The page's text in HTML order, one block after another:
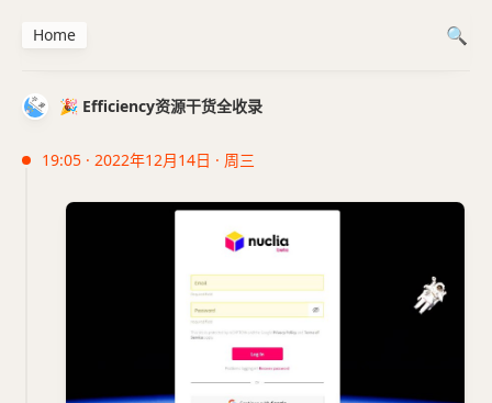
🎉 Efficiency资源干货全收录
19:05 · 2022年12月14日 · 周三
Home